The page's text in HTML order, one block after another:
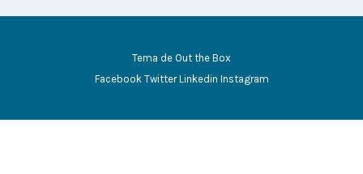
Tema de Out the Box
Facebook Twitter Linkedin Instagram